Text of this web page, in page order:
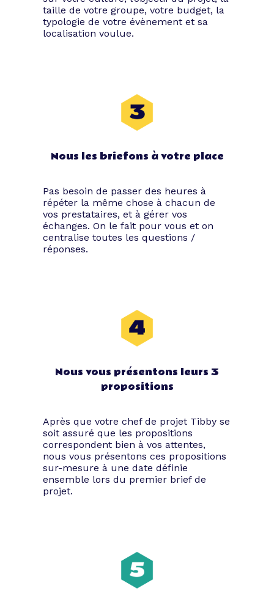
taille de votre groupe, votre budget, la
typologie de votre évènement et sa
localisation voulue.
Nous les briefons à votre place
Pas besoin de passer des heures à
répéter la même chose à chacun de
vos prestataires, et à gérer vos
échanges. On le fait pour vous et on
centralise toutes les questions /
réponses.
Nous vous présentons leurs 3
propositions
Après que votre chef de projet Tibby se
soit assuré que les propositions
correspondent bien à vos attentes,
nous vous présentons ces propositions
sur-mesure à une date définie
ensemble lors du premier brief de
projet.